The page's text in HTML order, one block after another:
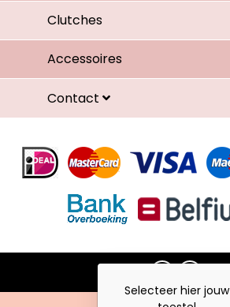
Clutches
Accessoires
Contact
Selecteer hier jouw